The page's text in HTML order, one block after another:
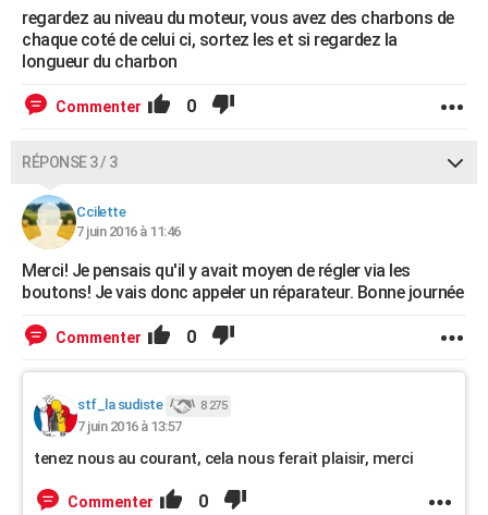
regardez au niveau du moteur, vous avez des charbons de
chaque coté de celui ci, sortez les et si regardez la
longueur du charbon
Commenter 0
RÉPONSE 3 / 3
Ccilette
7 juin 2016 à 11:46
Merci! Je pensais qu'il y avait moyen de régler via les
boutons! Je vais donc appeler un réparateur. Bonne journée
Commenter 0
stf_la sudiste 8 275
7 juin 2016 à 13:57
tenez nous au courant, cela nous ferait plaisir, merci
Commenter 0